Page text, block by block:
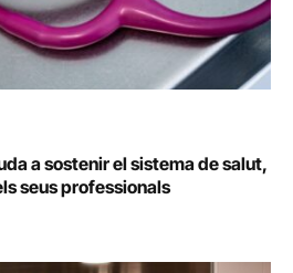
a sostenir el sistema de salut,
seus professionals